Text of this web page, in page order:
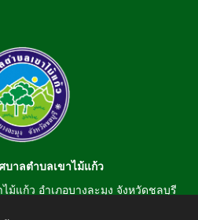
บาลตำบลเขาไม้แก้ว
ม้แก้ว อำเภอบางละมุง จังหวัดชลบุรี